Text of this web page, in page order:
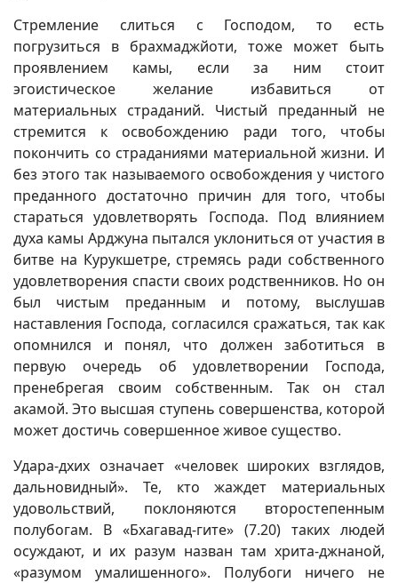
Стремление слиться с Господом, то есть
погрузиться в брахмаджйоти, тоже может быть
проявлением камы, если за ним стоит
эгоистическое желание избавиться от
материальных страданий. Чистый преданный не
стремится к освобождению ради того, чтобы
покончить со страданиями материальной жизни. И
без этого так называемого освобождения у чистого
преданного достаточно причин для того, чтобы
стараться удовлетворять Господа. Под влиянием
духа камы Арджуна пытался уклониться от участия в
битве на Курукшетре, стремясь ради собственного
удовлетворения спасти своих родственников. Но он
был чистым преданным и потому, выслушав
наставления Господа, согласился сражаться, так как
опомнился и понял, что должен заботиться в
первую очередь об удовлетворении Господа,
пренебрегая своим собственным. Так он стал
акамой. Это высшая ступень совершенства, которой
может достичь совершенное живое существо.
Удара-дхих означает «человек широких взглядов,
дальновидный». Те, кто жаждет материальных
удовольствий, поклоняются второстепенным
полубогам. В «Бхагавад-гите» (7.20) таких людей
осуждают, и их разум назван там хрита-джнаной,
«разумом умалишенного». Полубоги ничего не